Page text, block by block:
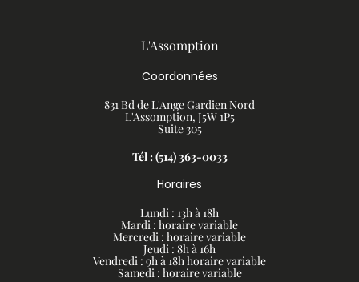
L'Assomption
Coordonnées
831 Bd de L'Ange Gardien Nord
L'Assomption, J5W 1P5
Suite 305
Tél : (514) 363-0033
Horaires
Lundi : 13h à 18h
Mardi : horaire variable
Mercredi : horaire variable
Jeudi : 8h à 16h
Vendredi : 9h à 18hhoraire variable
Samedi : horaire variable